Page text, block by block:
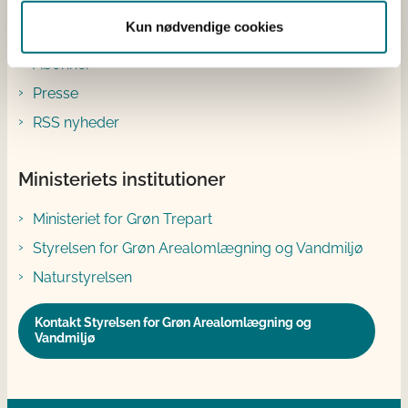
Kun nødvendige cookies
Abonnér
Presse
RSS nyheder
Ministeriets institutioner
Ministeriet for Grøn Trepart
Styrelsen for Grøn Arealomlægning og Vandmiljø
Naturstyrelsen
Kontakt Styrelsen for Grøn Arealomlægning og
Vandmiljø